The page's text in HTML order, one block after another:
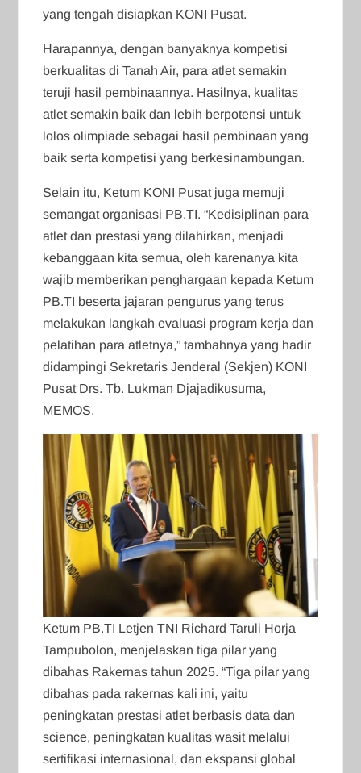
yang tengah disiapkan KONI Pusat.
Harapannya, dengan banyaknya kompetisi
berkualitas di Tanah Air, para atlet semakin
teruji hasil pembinaannya. Hasilnya, kualitas
atlet semakin baik dan lebih berpotensi untuk
lolos olimpiade sebagai hasil pembinaan yang
baik serta kompetisi yang berkesinambungan.
Selain itu, Ketum KONI Pusat juga memuji
semangat organisasi PB.TI. “Kedisiplinan para
atlet dan prestasi yang dilahirkan, menjadi
kebanggaan kita semua, oleh karenanya kita
wajib memberikan penghargaan kepada Ketum
PB.TI beserta jajaran pengurus yang terus
melakukan langkah evaluasi program kerja dan
pelatihan para atletnya,” tambahnya yang hadir
didampingi Sekretaris Jenderal (Sekjen) KONI
Pusat Drs. Tb. Lukman Djajadikusuma,
MEMOS.
Ketum PB.TI Letjen TNI Richard Taruli Horja
Tampubolon, menjelaskan tiga pilar yang
dibahas Rakernas tahun 2025. “Tiga pilar yang
dibahas pada rakernas kali ini, yaitu
peningkatan prestasi atlet berbasis data dan
science, peningkatan kualitas wasit melalui
sertifikasi internasional, dan ekspansi global